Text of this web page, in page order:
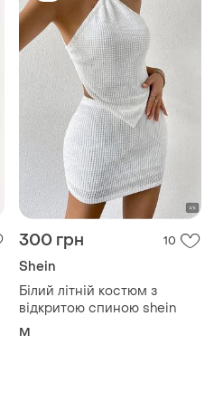
300 грн 10
Shein
Білий літній костюм з
відкритою спиною shein
M